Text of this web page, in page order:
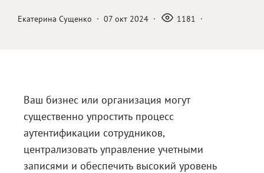
Блог
Полная версия сайта
Екатерина Сущенко · 07 окт 2024 · 1181 ·
Ваш бизнес или организация могут
существенно упростить процесс
аутентификации сотрудников,
централизовать управление учетными
записями и обеспечить высокий уровень